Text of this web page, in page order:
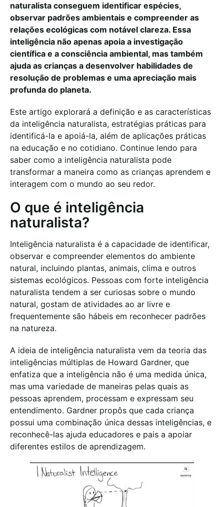
naturalista conseguem identificar espécies,
observar padrões ambientais e compreender as
relações ecológicas com notável clareza. Essa
inteligência não apenas apoia a investigação
científica e a consciência ambiental, mas também
ajuda as crianças a desenvolver habilidades de
resolução de problemas e uma apreciação mais
profunda do planeta.
Este artigo explorará a definição e as características
da inteligência naturalista, estratégias práticas para
identificá-la e apoiá-la, além de aplicações práticas
na educação e no cotidiano. Continue lendo para
saber como a inteligência naturalista pode
transformar a maneira como as crianças aprendem e
interagem com o mundo ao seu redor.
O que é inteligência
naturalista?
Inteligência naturalista é a capacidade de identificar,
observar e compreender elementos do ambiente
natural, incluindo plantas, animais, clima e outros
sistemas ecológicos. Pessoas com forte inteligência
naturalista tendem a ser curiosas sobre o mundo
natural, gostam de atividades ao ar livre e
frequentemente são hábeis em reconhecer padrões
na natureza.
A ideia de inteligência naturalista vem da teoria das
inteligências múltiplas de Howard Gardner, que
enfatiza que a inteligência não é uma medida única,
mas uma variedade de maneiras pelas quais as
pessoas aprendem, processam e expressam seu
entendimento. Gardner propôs que cada criança
possui uma combinação única dessas inteligências, e
reconhecê-las ajuda educadores e pais a apoiar
diferentes estilos de aprendizagem.